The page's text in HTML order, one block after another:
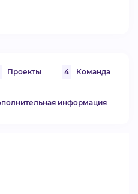
Проекты 4 Команда
информация